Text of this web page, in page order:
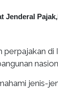
Jenderal
perpajakan di
jenis-